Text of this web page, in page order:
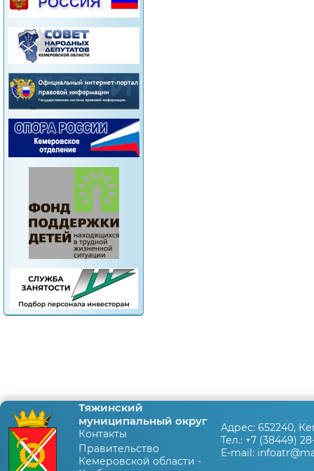
Тяжинский
муниципальный округ
Контакты
Правительство
Кемеровской области -
Адрес: 652240,
Тел.: +7 (38449)
E-mail: